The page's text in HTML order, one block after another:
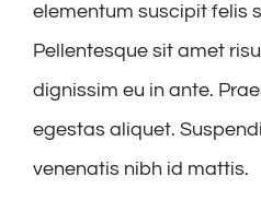
elementum suscipit felis
Pellentesque sit amet
dignissim eu in ante.
egestas aliquet.
venenatis nibh id mattis.